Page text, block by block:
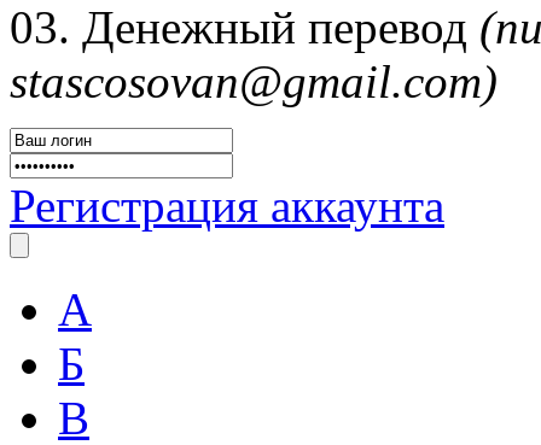
03. Денежный перевод
stascosovan@gmail.com)
Регистрация аккаунта
А
Б
В